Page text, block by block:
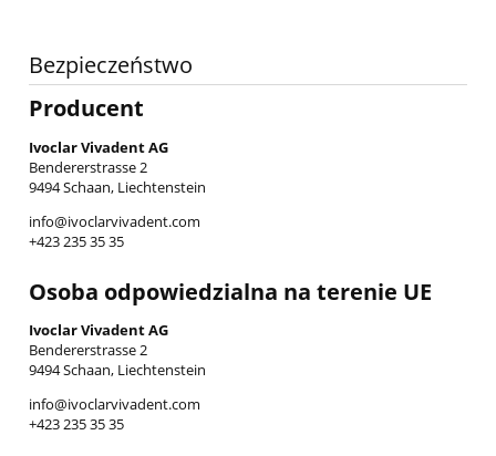
Bezpieczeństwo
Producent
Ivoclar Vivadent AG
Bendererstrasse 2
9494 Schaan, Liechtenstein
info@ivoclarvivadent.com
+423 235 35 35
Osoba odpowiedzialna na terenie UE
Ivoclar Vivadent AG
Bendererstrasse 2
9494 Schaan, Liechtenstein
info@ivoclarvivadent.com
+423 235 35 35